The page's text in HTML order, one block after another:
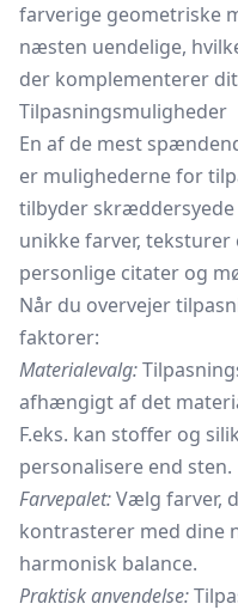
farverige geometriske
næsten uendelige,
der komplementerer
Tilpasningsmuligheder
En af de mest
er mulighederne for
tilbyder
unikke farver,
personlige citater og
Når du overvejer
faktorer:
Materialevalg:
afhængigt af det
F.eks. kan stoffer og
personalisere end sten.
Farvepalet:Vælg farver,
kontrasterer med dine
harmonisk balance.
Praktisk anvendelse: